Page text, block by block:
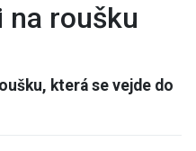
na roušku
která se vejde do